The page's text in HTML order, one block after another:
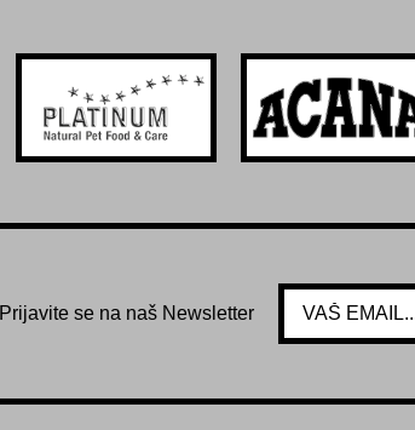
Prijavite se na naš Newsletter